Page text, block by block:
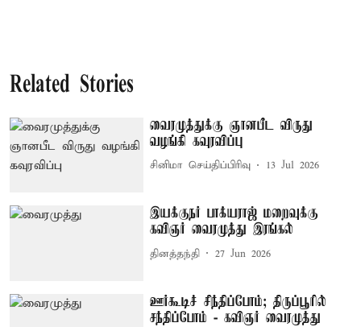
Related Stories
வைரமுத்துக்கு ஞானபீட விருது
வழங்கி கவுரவிப்பு
சினிமா செய்திப்பிரிவு 13 Jul 2026
இயக்குநர் பாக்யராஜ் மறைவுக்கு
கவிஞர் வைரமுத்து இரங்கல்
தினத்தந்தி 27 Jun 2026
ஊர்கூடிச் சிந்திப்போம்; திருப்பூரில்
சந்திப்போம் - கவிஞர் வைரமுத்து